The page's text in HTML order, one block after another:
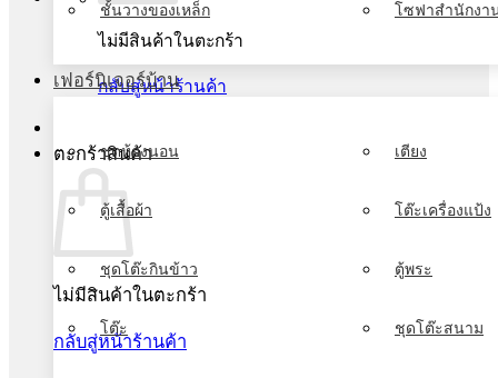
ไม่มีสินค้าในตะกร้า
กลับสู่หน้าร้านค้า
ตะกร้าสินค้า
ไม่มีสินค้าในตะกร้า
กลับสู่หน้าร้านค้า
ชั้นวางของเหล็ก โซฟาสำนักงา
เฟอร์นิเจอร์บ้าน
ชุดห้องนอน เตียง
ตู้เสื้อผ้า โต๊ะเครื่องแป้ง
ชุดโต๊ะกินข้าว ตู้พระ
โต๊ะ ชุดโต๊ะสนาม